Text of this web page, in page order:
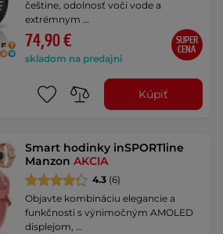
češtine, odolnosť voči vode a
extrémnym …
74,90 €
skladom na predajni
SUPER
CENA
Kúpiť
Smart hodinky inSPORTline
ManzonAKCIA
4.3 (6)
Objavte kombináciu elegancie a
funkčnosti s výnimočným AMOLED
displejom, …